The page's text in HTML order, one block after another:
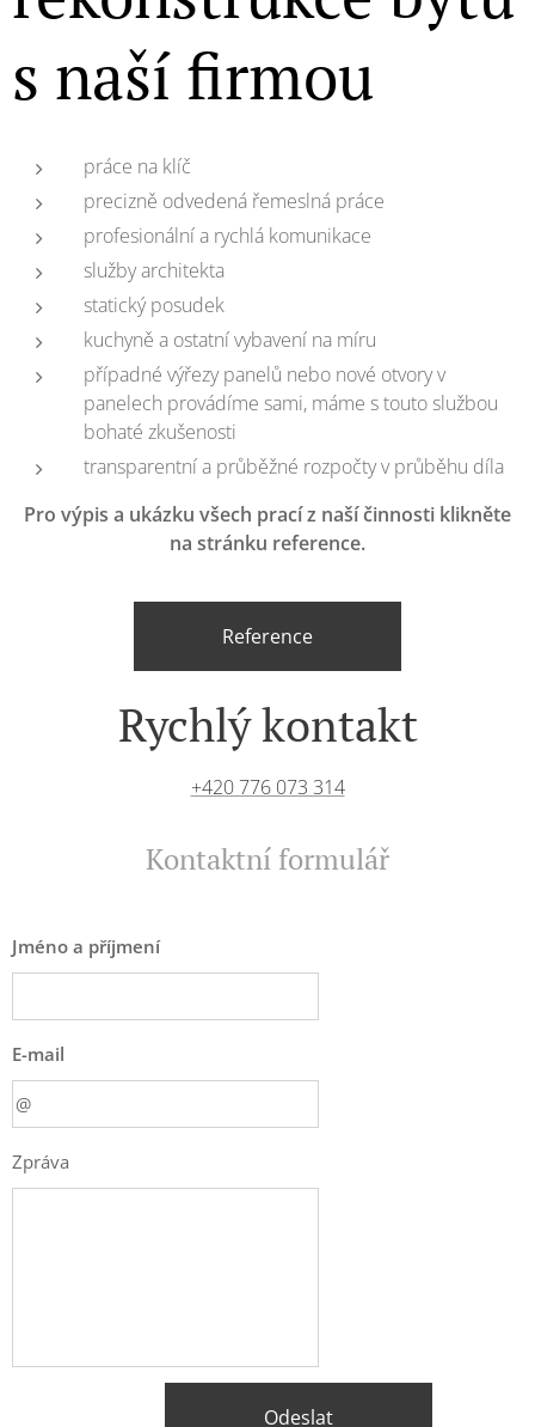
s naší firmou
práce na klíč
precizně odvedená řemeslná práce
profesionální a rychlá komunikace
služby architekta
statický posudek
kuchyně a ostatní vybavení na míru
případné výřezy panelů nebo nové otvory v
panelech provádíme sami, máme s touto službou
bohaté zkušenosti
transparentní a průběžné rozpočty v průběhu díla
Pro výpis a ukázku všech prací z naší činnosti klikněte
na stránku reference.
Reference
Rychlý kontakt
+420 776 073 314
Kontaktní formulář
Jméno a příjmení
E-mail
Zpráva
Odeslat